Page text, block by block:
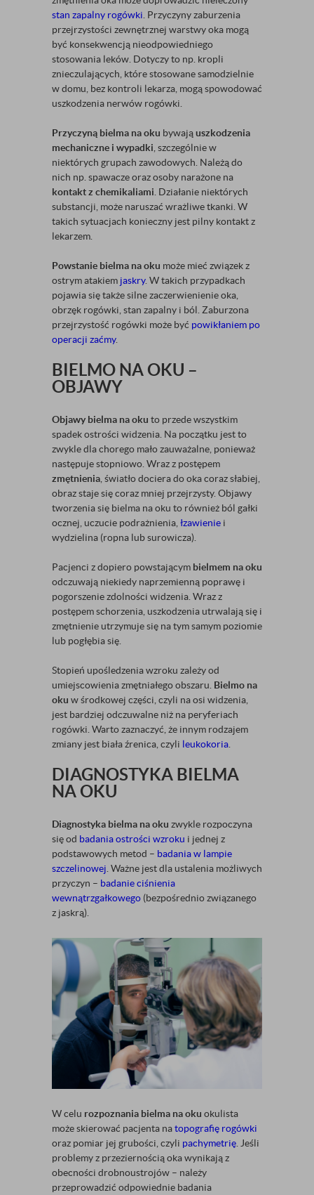
stan zapalny rogówki. Przyczyny zaburzenia
przejrzystości zewnętrznej warstwy oka mogą
być konsekwencją nieodpowiedniego
stosowania leków. Dotyczy to np. kropli
znieczulających, które stosowane samodzielnie
w domu, bez kontroli lekarza, mogą spowodować
uszkodzenia nerwów rogówki.
Przyczyną bielma na oku bywająuszkodzenia
mechaniczne i wypadki, szczególnie w
niektórych grupach zawodowych. Należą do
nich np. spawacze oraz osoby narażone na
kontakt z chemikaliami. Działanie niektórych
substancji, może naruszać wrażliwe tkanki. W
takich sytuacjach konieczny jest pilny kontakt z
lekarzem.
Powstanie bielma na oku może mieć związek z
ostrym atakiem jaskry. W takich przypadkach
pojawia się także silne zaczerwienienie oka,
obrzęk rogówki, stan zapalny i ból. Zaburzona
przejrzystość rogówki może być powikłaniem po
operacji zaćmy.
BIELMO NA OKU –
OBJAWY
Objawy bielma na oku to przede wszystkim
spadek ostrości widzenia. Na początku jest to
zwykle dla chorego mało zauważalne, ponieważ
następuje stopniowo. Wraz z postępem
zmętnienia, światło dociera do oka coraz słabiej,
obraz staje się coraz mniej przejrzysty. Objawy
tworzenia się bielma na oku to również ból gałki
ocznej, uczucie podrażnienia,łzawienie i
wydzielina (ropna lub surowicza).
Pacjenci z dopiero powstającym bielmem na oku
odczuwają niekiedy naprzemienną poprawę i
pogorszenie zdolności widzenia. Wraz z
postępem schorzenia, uszkodzenia utrwalają się i
zmętnienie utrzymuje się na tym samym poziomie
lub pogłębia się.
Stopień upośledzenia wzroku zależy od
umiejscowienia zmętniałego obszaru. Bielmo na
oku w środkowej części, czyli na osi widzenia,
jest bardziej odczuwalne niż na peryferiach
rogówki. Warto zaznaczyć, że innym rodzajem
zmiany jest biała źrenica, czyli leukokoria.
DIAGNOSTYKA BIELMA
NA OKU
Diagnostyka bielma na oku zwykle rozpoczyna
się od badania ostrości wzroku i jednej z
podstawowych metod – badania w lampie
szczelinowej. Ważne jest dla ustalenia możliwych
przyczyn – badanie ciśnienia
wewnątrzgałkowego (bezpośrednio związanego
z jaskrą).
W celu rozpoznania bielma na oku okulista
może skierować pacjenta natopografię rogówki
oraz pomiar jej grubości, czyli pachymetrię . Jeśli
problemy z przeziernością oka wynikają z
obecności drobnoustrojów – należy
przeprowadzić odpowiednie badania